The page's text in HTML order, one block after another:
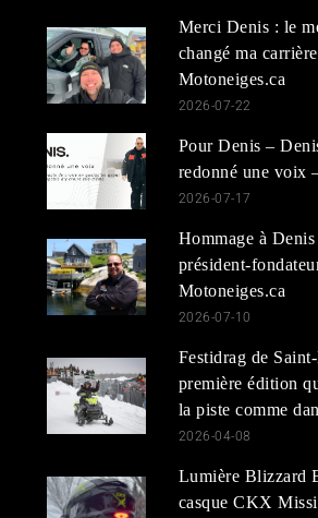
Merci Denis : le
changé ma
Motoneiges.ca
2026-07-22
Pour Denis –
redonné une voix
2026-07-17
Hommage à
président-
Motoneiges.ca
2026-07-10
Festidrag de
première édition
la piste comme
2026-04-08
Lumière Blizzard
casque CKX